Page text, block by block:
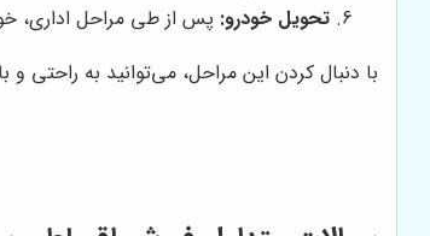
تحویل خودرو: پس از طی مراحل اداری،
با دنبال کردن این مراحل، می‌توانید به راحتی